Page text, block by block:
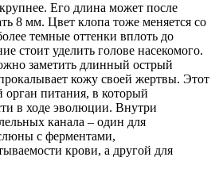
Его длина может после
8 мм. Цвет клопа тоже меняется со
темные оттенки вплоть до
стоит уделить голове насекомого.
заметить длинный острый
кожу своей жертвы. Этот
орган питания, в который
в ходе эволюции. Внутри
канала – один для
с ферментами,
крови, а другой для